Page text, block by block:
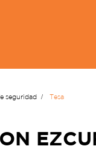
seguridad Tesa